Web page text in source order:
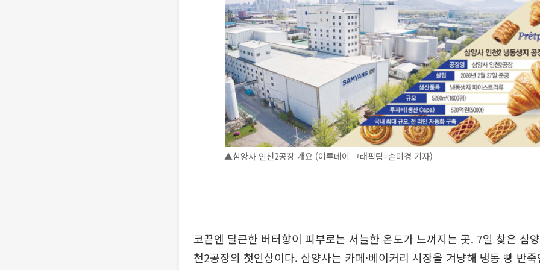
▲삼양사 인천2공장 개요 (이투데이 그래픽팀=손미경 기자)
코끝엔 달큰한 버터향이 피부로는 서늘한 온도가 느껴지는 곳. 7일 찾은 삼
천2공장의 첫인상이다. 삼양사는 카페·베이커리 시장을 겨냥해 냉동 빵 반